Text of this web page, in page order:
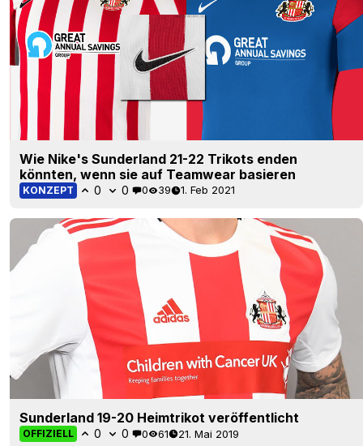
Wie Nike's Sunderland 21-22 Trikots enden
könnten, wenn sie auf Teamwear basieren
KONZEPT 0 0 0 39 1. Feb 2021
Sunderland 19-20 Heimtrikot veröffentlicht
OFFIZIELL 0 0 0 61 21. Mai 2019